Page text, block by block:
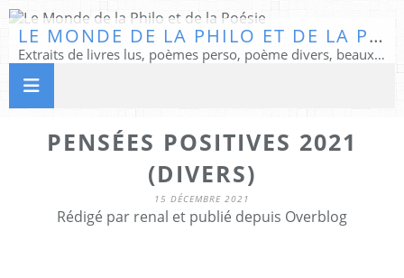
LE MONDE DE LA PHILO ET DE LA POÉSIE
Extraits de livres lus, poèmes perso, poème divers, beaux textes...
PENSÉES POSITIVES 2021
(DIVERS)
15 DÉCEMBRE 2021
Rédigé par renal et publié depuis Overblog